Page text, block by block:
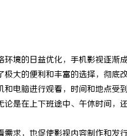
环境的日益优化，手机影视逐
极大的便利和丰富的选择，彻底
和电脑进行观看，时间和地点
论是在上下班途中、午休时间
需求，也促使影视内容制作和